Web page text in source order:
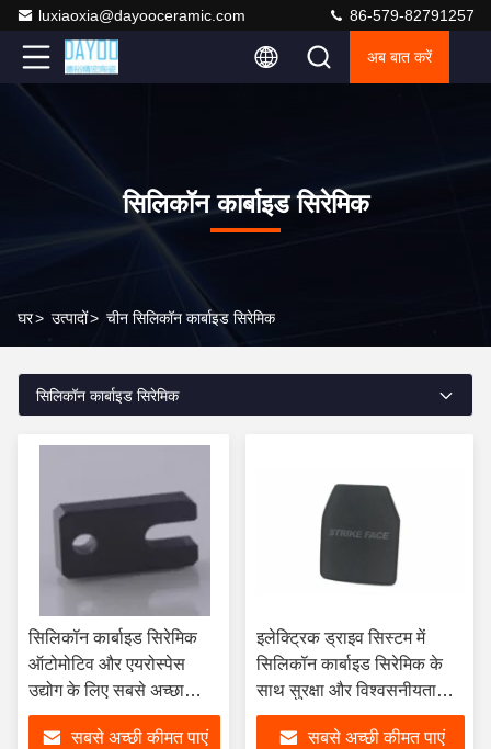
luxiaoxia@dayooceramic.com 86-579-82791257
अब बात करें
सिलिकॉन कार्बाइड सिरेमिक
घर> उत्पादों> चीन सिलिकॉन कार्बाइड सिरेमिक
सिलिकॉन कार्बाइड सिरेमिक
सिलिकॉन कार्बाइड सिरेमिक
ऑटोमोटिव और एयरोस्पेस
उद्योग के लिए सबसे अच्छा
विकल्प
सबसे अच्छी कीमत पाएं
इलेक्ट्रिक ड्राइव सिस्टम में
सिलिकॉन कार्बाइड सिरेमिक के
साथ सुरक्षा और विश्वसनीयता
सुनिश्चित करना
सबसे अच्छी कीमत पाएं